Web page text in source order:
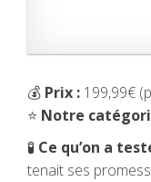
💰 Prix : 199,99€
⭐ Notre
🧪 Ce qu’on a
tenait ses